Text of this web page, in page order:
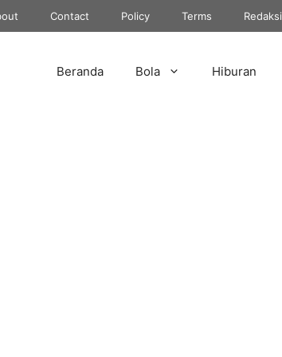
Contact Policy Terms Redaksi
Beranda Bola Hiburan